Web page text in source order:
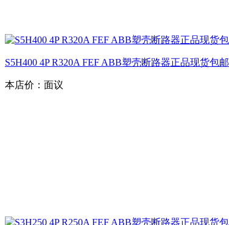
S5H400 4P R320A FEF ABB塑壳断路器正品现货包邮
本店价： 面议